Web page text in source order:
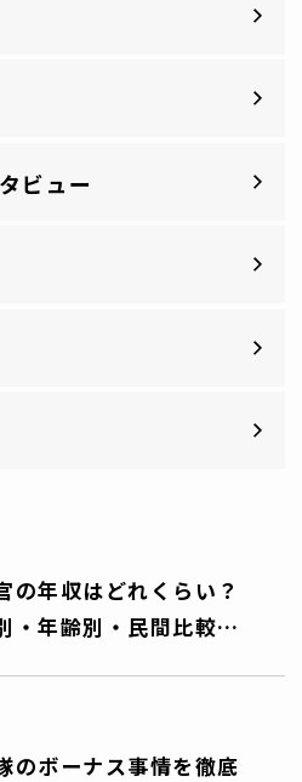
ビュー
の年収はどれくらい？
・年齢別・民間比較、
まで徹底解説
のボーナス事情を徹底